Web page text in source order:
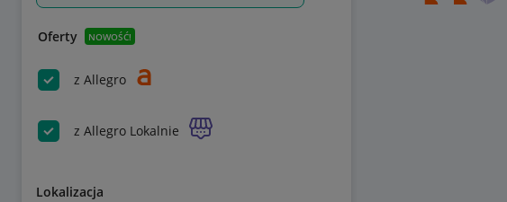
Oferty NOWOŚĆ!
z Allegro
z Allegro Lokalnie
Lokalizacja